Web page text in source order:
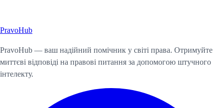
Почати консультацію
PravoHub
PravoHub — ваш надійний помічник у світі права. Отримуйте
миттєві відповіді на правові питання за допомогою штучного
інтелекту.